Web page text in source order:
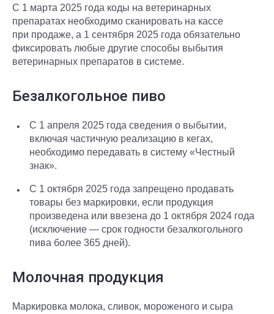
С 1 марта 2025 года коды на ветеринарных
препаратах необходимо сканировать на кассе
при продаже, а 1 сентября 2025 года обязательно
фиксировать любые другие способы выбытия
ветеринарных препаратов в системе.
Безалкогольное пиво
С 1 апреля 2025 года сведения о выбытии,
включая частичную реализацию в кегах,
необходимо передавать в систему «Честный
знак».
С 1 октября 2025 года запрещено продавать
товары без маркировки, если продукция
произведена или ввезена до 1 октября 2024 года
(исключение — срок годности безалкогольного
пива более 365 дней).
Молочная продукция
Маркировка молока, сливок, мороженого и сыра